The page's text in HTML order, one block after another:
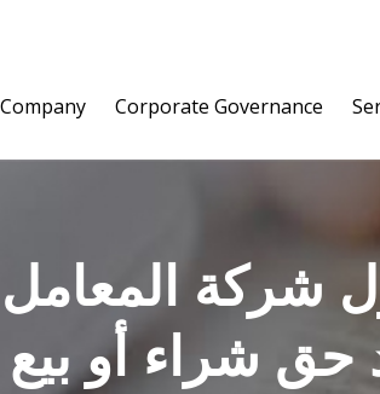
Company Corporate Governance
شركة
حق شراء أو